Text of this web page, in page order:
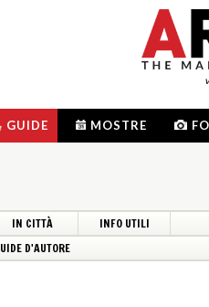
GUIDE MOSTRE
IN CITTÀ
INFO UTILI
D'AUTORE